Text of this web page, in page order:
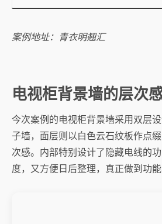
案例地址：青衣明翘汇
电视柜背景墙的层次
今次案例的电视柜背景墙采用双层
子墙，面层则以白色云石纹板作点
次感。内部特别设计了隐藏电线的
度，又方便日后整理，真正做到功能